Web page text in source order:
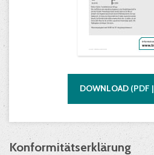
DOWNLOAD (PDF |
Konformitätserklärung